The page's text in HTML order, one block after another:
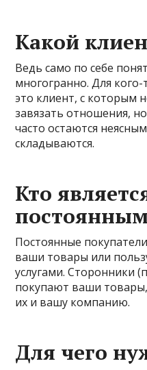
Какой
Ведь само по себе
многогранно. Для
это клиент, с которым
завязать отношения,
часто остаются
складываются.
Кто
Постоянные
ваши товары или
услугами. Сторонники
покупают ваши
их и вашу компанию.
Для чего